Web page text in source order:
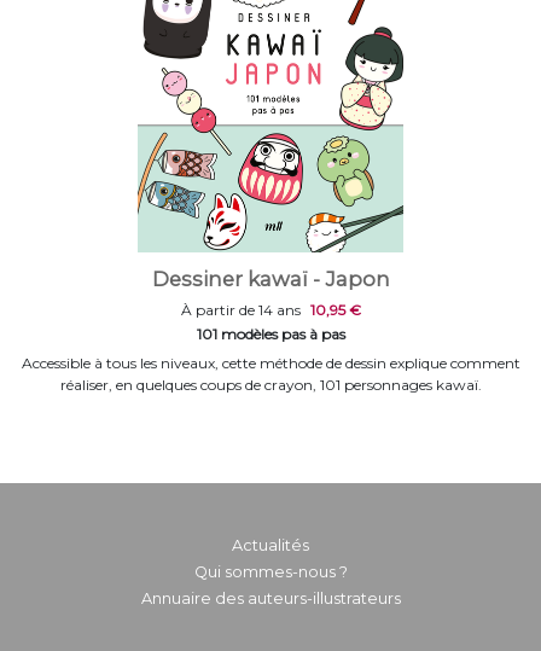
Dessiner kawaï - Japon
À partir de 14 ans 10,95 €
101 modèles pas à pas
Accessible à tous les niveaux, cette méthode de dessin explique comment
réaliser, en quelques coups de crayon, 101 personnages kawaï.
Actualités
Qui sommes-nous ?
Annuaire des auteurs-illustrateurs